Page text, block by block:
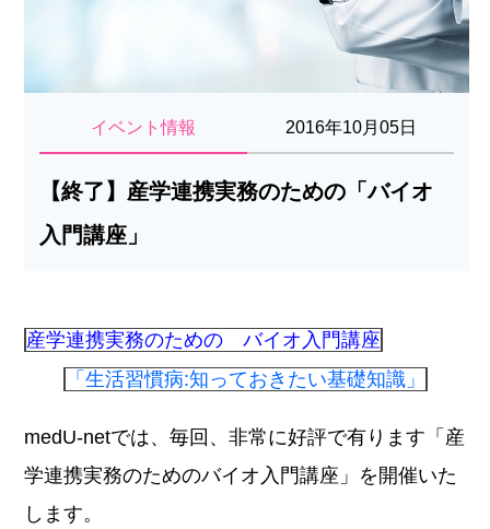
イベント情報 2016年10月05日
【終了】産学連携実務のための「バイオ
入門講座」
産学連携実務のための バイオ入門講座
「生活習慣病:知っておきたい基礎知識」
medU-netでは、毎回、非常に好評で有ります「産
学連携実務のためのバイオ入門講座」を開催いた
します。